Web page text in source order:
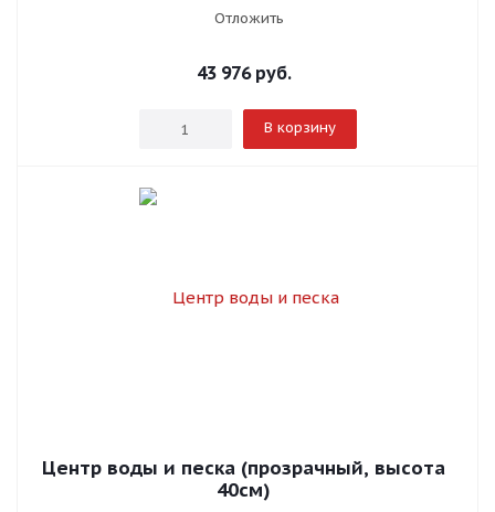
Отложить
43 976руб.
В корзину
Центр воды и песка (прозрачный, высота
40см)